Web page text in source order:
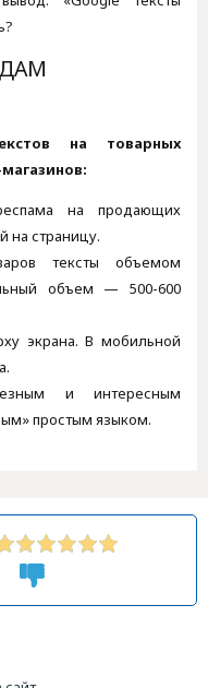
на товарных
на продающих
на страницу.
тексты объемом
объем — 500-600
экрана. В мобильной
и интересным
простым языком.